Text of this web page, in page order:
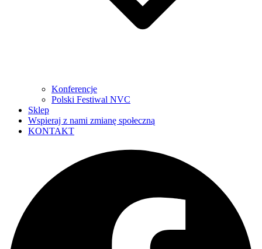
Konferencje
Polski Festiwal NVC
Sklep
Wspieraj z nami zmianę społeczną
KONTAKT